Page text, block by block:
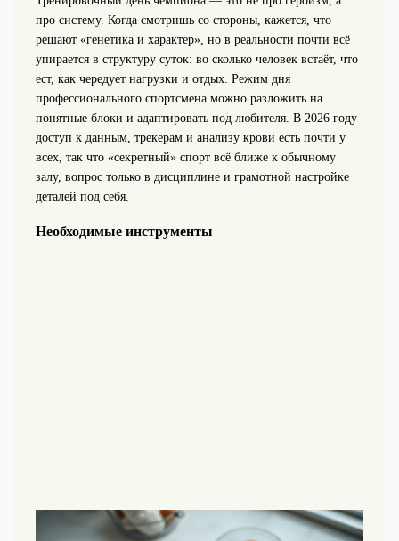
про систему. Когда смотришь со стороны, кажется, что
решают «генетика и характер», но в реальности почти всё
упирается в структуру суток: во сколько человек встаёт, что
ест, как чередует нагрузки и отдых. Режим дня
профессионального спортсмена можно разложить на
понятные блоки и адаптировать под любителя. В 2026 году
доступ к данным, трекерам и анализу крови есть почти у
всех, так что «секретный» спорт всё ближе к обычному
залу, вопрос только в дисциплине и грамотной настройке
деталей под себя.
Необходимые инструменты